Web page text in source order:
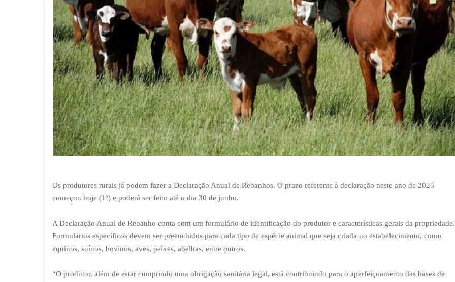
Os produtores rurais já podem fazer a Declaração Anual de Rebanhos. O prazo referente à declaração neste ano de 2025
começou hoje (1º) e poderá ser feito até o dia 30 de junho.
A Declaração Anual de Rebanho conta com um formulário de identificação do produtor e características gerais da propriedade.
Formulários específicos devem ser preenchidos para cada tipo de espécie animal que seja criada no estabelecimento, como
equinos, suínos, bovinos, aves, peixes, abelhas, entre outros.
“O produtor, além de estar cumprindo uma obrigação sanitária legal, está contribuindo para o aperfeiçoamento das bases de